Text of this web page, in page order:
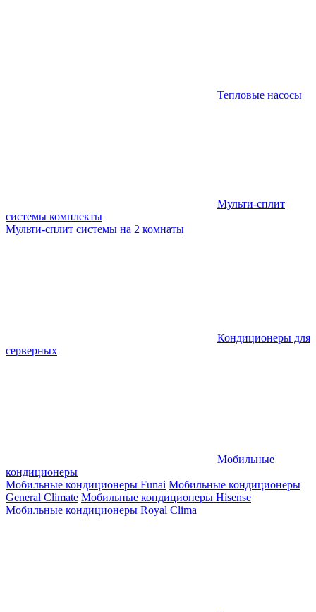
Тепловые насосы
Мульти-сплит
системы комплекты
Мульти-сплит системы на 2 комнаты
Кондиционеры для
серверных
Мобильные
кондиционеры
Мобильные кондиционеры Funai Мобильные кондиционеры
General Climate Мобильные кондиционеры Hisense
Мобильные кондиционеры Royal Clima